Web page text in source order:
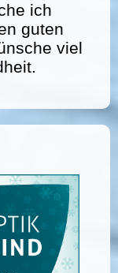
ich
guten
viel